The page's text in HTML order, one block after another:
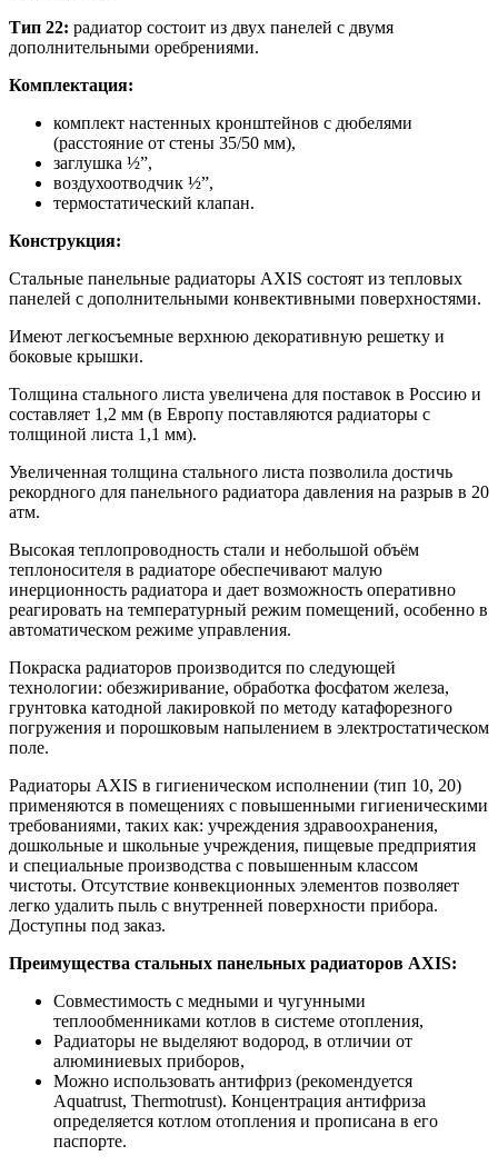
Тип 22: радиатор состоит из двух панелей с двумя
дополнительными оребрениями.
Комплектация:
комплект настенных кронштейнов с дюбелями
(расстояние от стены 35/50 мм),
заглушка ½”,
воздухоотводчик ½”,
термостатический клапан.
Конструкция:
Стальные панельные радиаторы AXIS состоят из тепловых
панелей с дополнительными конвективными поверхностями.
Имеют легкосъемные верхнюю декоративную решетку и
боковые крышки.
Толщина стального листа увеличена для поставок в Россию и
составляет 1,2 мм (в Европу поставляются радиаторы с
толщиной листа 1,1 мм).
Увеличенная толщина стального листа позволила достичь
рекордного для панельного радиатора давления на разрыв в 20
атм.
Высокая теплопроводность стали и небольшой объём
теплоносителя в радиаторе обеспечивают малую
инерционность радиатора и дает возможность оперативно
реагировать на температурный режим помещений, особенно в
автоматическом режиме управления.
Покраска радиаторов производится по следующей
технологии: обезжиривание, обработка фосфатом железа,
грунтовка катодной лакировкой по методу катафорезного
погружения и порошковым напылением в электростатическом
поле.
Радиаторы AXIS в гигиеническом исполнении (тип 10, 20)
применяются в помещениях с повышенными гигиеническими
требованиями, таких как: учреждения здравоохранения,
дошкольные и школьные учреждения, пищевые предприятия
и специальные производства с повышенным классом
чистоты. Отсутствие конвекционных элементов позволяет
легко удалить пыль с внутренней поверхности прибора.
Доступны под заказ.
Преимущества стальных панельных радиаторов AXIS:
Совместимость с медными и чугунными
теплообменниками котлов в системе отопления,
Радиаторы не выделяют водород, в отличии от
алюминиевых приборов,
Можно использовать антифриз (рекомендуется
Aquatrust, Thermotrust). Концентрация антифриза
определяется котлом отопления и прописана в его
паспорте.